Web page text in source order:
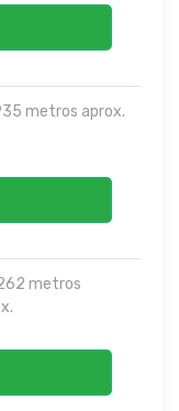
metros aprox.
metros